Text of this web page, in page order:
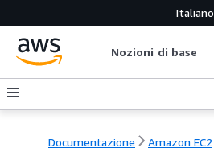
Italiano
Nozioni di base
Documentazione Amazon EC2